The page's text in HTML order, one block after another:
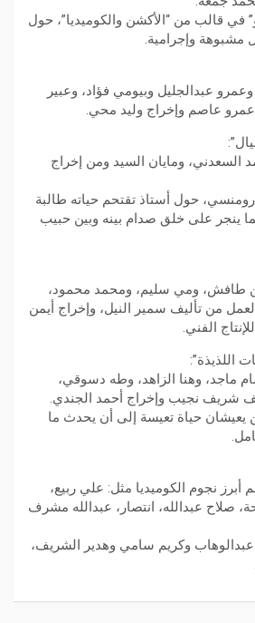
في قالب من “الأكشن والكوميديا”، حول
مشبوهة وإجرامية.
عبدالجليل وبيومي فؤاد، وعبير
عاصم وإخراج وليد محي.
ومايان السيد ومن إخراج
حول أستاذ تقتحم حياته طالبة
ينجر على خلق صدام بينه وبين حبيب
طافش، ومي سليم، ومحمد محمود،
من تأليف سمير النيل، وإخراج أيمن
الفني.
اللذيذة”:
ماجد، وهنا الزاهد، وطه دسوقي،
شريف نجيب وإخراج أحمد الجندي.
يعيشان حياة تعيسة إلى أن يحدث ما
أبرز نجوم الكوميديا مثل: علي ربيع،
صلاح عبدالله، انتصار، عبدالله مشرف
عبدالوهاب وكريم سامي وهدير الشريف،